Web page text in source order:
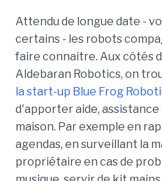
Attendu de longue date -
certains - les robots
faire connaitre. Aux côtés
Aldebaran Robotics, on
la start-up Blue Frog
d'apporter aide,
maison. Par exemple en
agendas, en surveillant la
propriétaire en cas de